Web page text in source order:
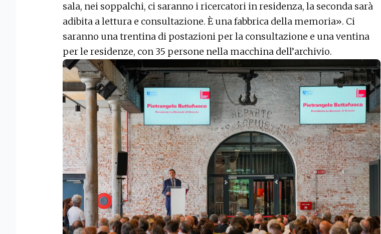
sala, nei soppalchi, ci saranno i ricercatori in residenza, la seconda sarà
adibita a lettura e consultazione. È una fabbrica della memoria». Ci
saranno una trentina di postazioni per la consultazione e una ventina
per le residenze, con 35 persone nella macchina dell’archivio.